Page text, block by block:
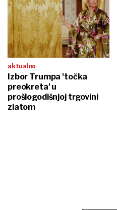
aktualno
Izbor Trumpa 'točka
preokreta' u
prošlogodišnjoj trgovini
zlatom